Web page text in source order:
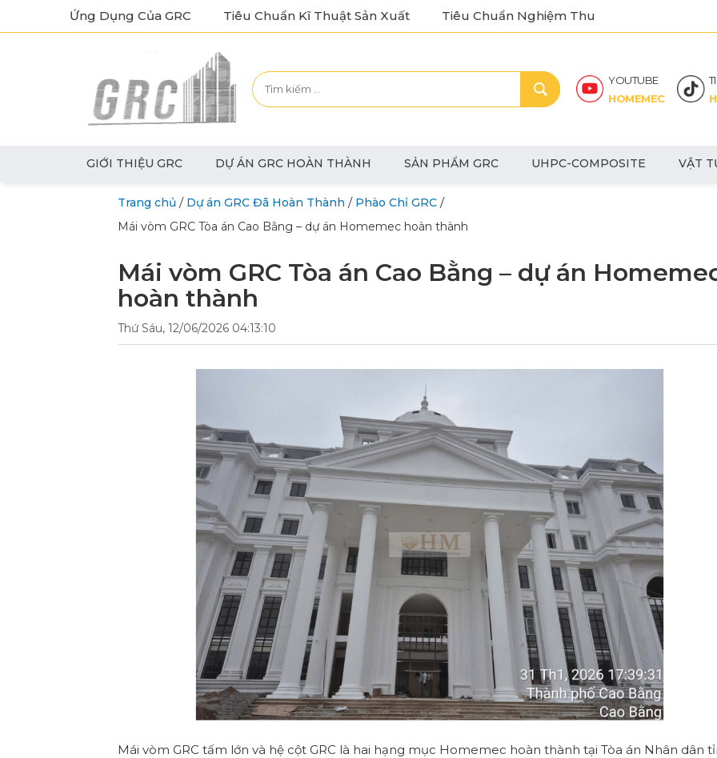
Ứng Dụng Của GRC Tiêu Chuẩn Kĩ Thuật Sản Xuất Tiêu Chuẩn Nghiệm Thu
YOUTUBE
HOMEMEC
GIỚI THIỆU GRC DỰ ÁN GRC HOÀN THÀNH SẢN PHẨM GRC UHPC-COMPOSITE VẬT
Trang chủ / Dự án GRC Đã Hoàn Thành / Phào Chỉ GRC /
Mái vòm GRC Tòa án Cao Bằng – dự án Homemec hoàn thành
Mái vòm GRC Tòa án Cao Bằng – dự án
hoàn thành
Thứ Sáu, 12/06/2026 04:13:10
Mái vòm GRC tấm lớn và hệ cột GRC là hai hạng mục Homemec hoàn thành tại Tòa án Nhân dân